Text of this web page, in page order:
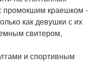
промокшим краешком -
как девушки с их
свитером,
и спортивным